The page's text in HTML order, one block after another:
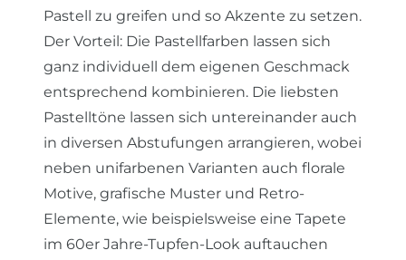
Pastell zu greifen und so Akzente zu setzen.
Der Vorteil: Die Pastellfarben lassen sich
ganz individuell dem eigenen Geschmack
entsprechend kombinieren. Die liebsten
Pastelltöne lassen sich untereinander auch
in diversen Abstufungen arrangieren, wobei
neben unifarbenen Varianten auch florale
Motive, grafische Muster und Retro-
Elemente, wie beispielsweise eine Tapete
im 60er Jahre-Tupfen-Look auftauchen